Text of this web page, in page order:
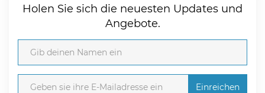
Holen Sie sich die neuesten Updates und
Angebote.
Einreichen